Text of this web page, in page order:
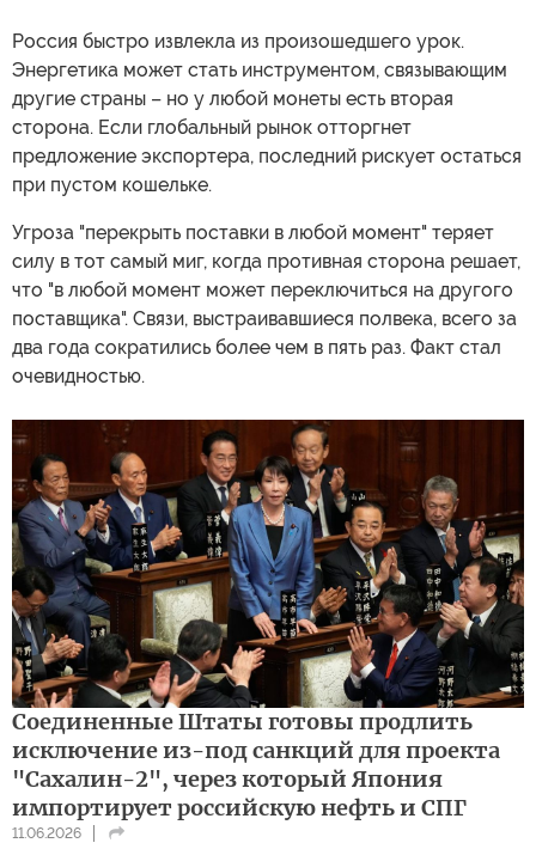
Россия быстро извлекла из произошедшего урок.
Энергетика может стать инструментом, связывающим
другие страны – но у любой монеты есть вторая
сторона. Если глобальный рынок отторгнет
предложение экспортера, последний рискует остаться
при пустом кошельке.
Угроза "перекрыть поставки в любой момент" теряет
силу в тот самый миг, когда противная сторона решает,
что "в любой момент может переключиться на другого
поставщика". Связи, выстраивавшиеся полвека, всего за
два года сократились более чем в пять раз. Факт стал
очевидностью.
Соединенные Штаты готовы продлить
исключение из-под санкций для проекта
"Сахалин-2", через который Япония
импортирует российскую нефть и СПГ
11.06.2026